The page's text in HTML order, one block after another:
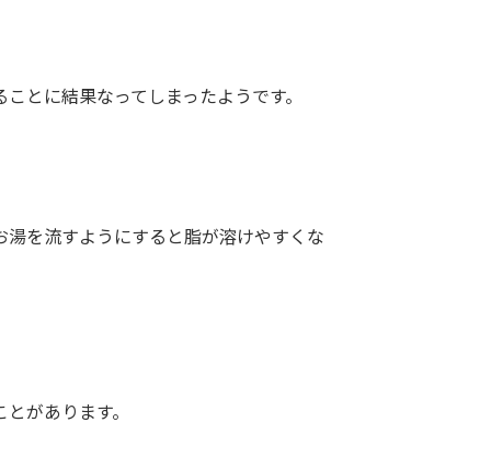
とに結果なってしまったようです。
を流すようにすると脂が溶けやすくな
があります。